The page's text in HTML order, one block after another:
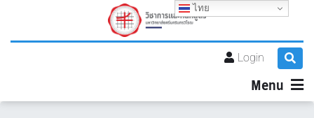
Login
Menu
ไทย